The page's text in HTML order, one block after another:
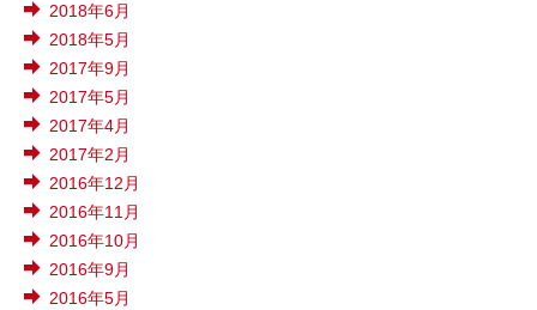
2018年6月
2018年5月
2017年9月
2017年5月
2017年4月
2017年2月
2016年12月
2016年11月
2016年10月
2016年9月
2016年5月